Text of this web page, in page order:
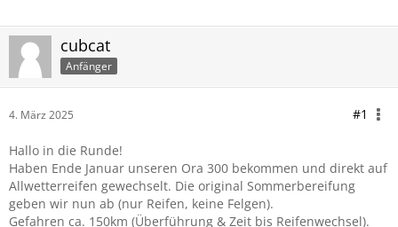
cubcat
Anfänger
4. März 2025 #1
Hallo in die Runde!
Haben Ende Januar unseren Ora 300 bekommen und direkt auf
Allwetterreifen gewechselt. Die original Sommerbereifung
geben wir nun ab (nur Reifen, keine Felgen).
Gefahren ca. 150km (Überführung & Zeit bis Reifenwechsel).